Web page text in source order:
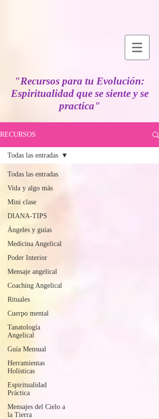
"Recursos para tu Evolución:
Espiritualidad que se siente y se
practica"
RECURSOS
Todas las entradas
Vida y algo más
Mini clase
DIANA-TIPS
Ángeles y guías
Medicina Angelical
Poder Interior
Mensaje angelical
Coaching Angelical
Rituales
Cuerpo mental
Tanatología
Angelical
Guía Mensual
Herramientas
Holísticas
Espiritualidad
Práctica
Mensajes del Cielo a
la Tierra
Todas las entradas